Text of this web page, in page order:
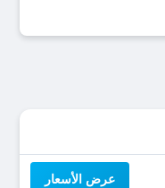
عرض الأسعار